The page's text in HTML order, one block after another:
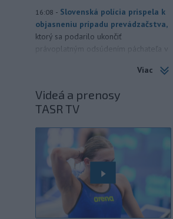
16:08 - Slovenská polícia prispela k
objasneniu prípadu prevádzačstva,
ktorý sa podarilo ukončiť
právoplatným odsúdením páchateľa v
bratislavskej rafinérii Slovnaft je
pod kontrolou.
TASR to potvrdil hovorca rafinérie
Anton Molnár.
15:17
Ministerstvo kultúry (MK) SR
upraví verziu opatrenia o
podrobnostiach poskytovania dotácií v
pôsobnosti rezortu.
Viac
Videá a prenosy
TASR TV